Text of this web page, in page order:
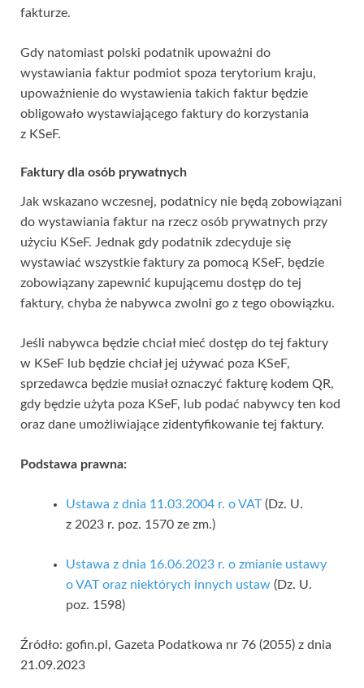
fakturze.
Gdy natomiast polski podatnik upoważni do
wystawiania faktur podmiot spoza terytorium kraju,
upoważnienie do wystawienia takich faktur będzie
obligowało wystawiającego faktury do korzystania
z KSeF.
Faktury dla osób prywatnych
Jak wskazano wczesnej, podatnicy nie będą zobowiązani
do wystawiania faktur na rzecz osób prywatnych przy
użyciu KSeF. Jednak gdy podatnik zdecyduje się
wystawiać wszystkie faktury za pomocą KSeF, będzie
zobowiązany zapewnić kupującemu dostęp do tej
faktury, chyba że nabywca zwolni go z tego obowiązku.
Jeśli nabywca będzie chciał mieć dostęp do tej faktury
w KSeF lub będzie chciał jej używać poza KSeF,
sprzedawca będzie musiał oznaczyć fakturę kodem QR,
gdy będzie użyta poza KSeF, lub podać nabywcy ten kod
oraz dane umożliwiające zidentyfikowanie tej faktury.
Podstawa prawna:
Ustawa z dnia 11.03.2004 r. o VAT(Dz. U.
z 2023 r. poz. 1570 ze zm.)
Ustawa z dnia 16.06.2023 r. o zmianie ustawy
o VAT oraz niektórych innych ustaw (Dz. U.
poz. 1598)
Źródło: gofin.pl, Gazeta Podatkowa nr 76 (2055) z dnia
21.09.2023